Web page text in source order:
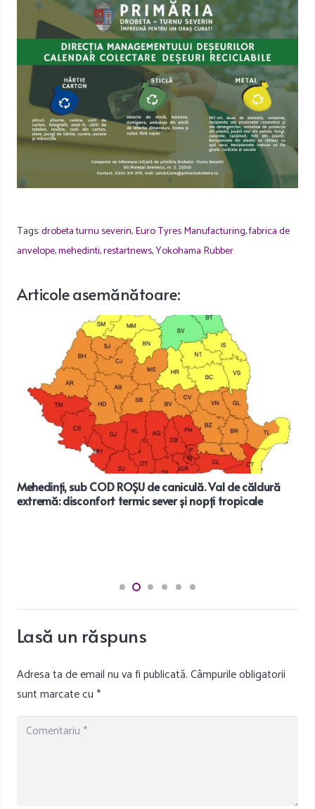
Tags:drobeta turnu severin,Euro Tyres Manufacturing,fabrica de
anvelope,mehedinti,restartnews,Yokohama Rubber
Articoleasemănătoare:
Mehedinți, sub COD ROȘU de caniculă. Val de căldură
extremă: disconfort termic sever și nopți tropicale
Lasă un răspuns
Adresa ta de email nu va fi publicată.Câmpurile obligatorii
sunt marcate cu *